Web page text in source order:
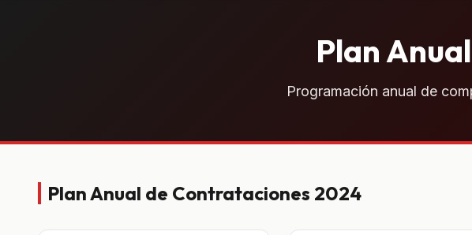
Plan
Programación anual de
Plan Anual de Contrataciones 2024